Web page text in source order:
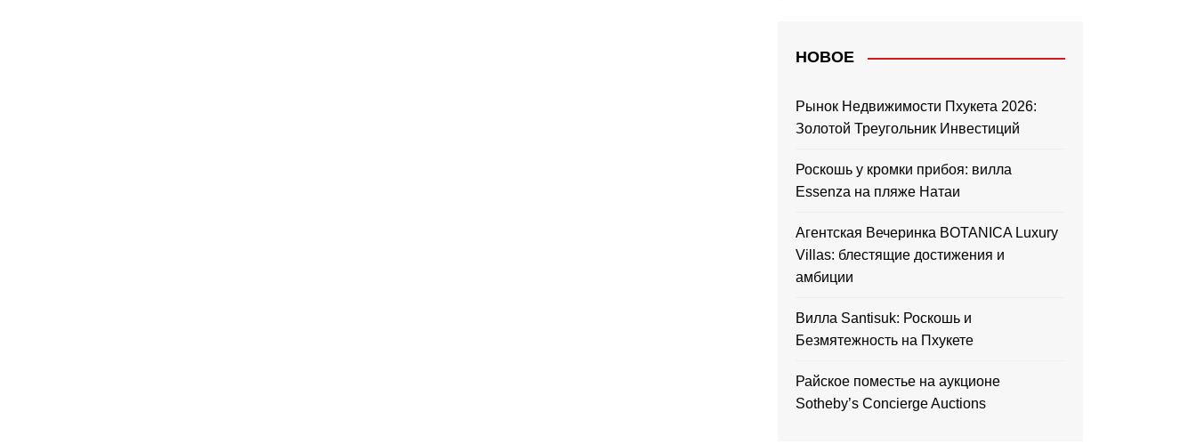
НОВОЕ
Рынок Недвижимости Пхукета 2026:
Золотой Треугольник Инвестиций
Роскошь у кромки прибоя: вилла
Essenza на пляже Натаи
Агентская Вечеринка BOTANICA Luxury
Villas: блестящие достижения и
амбиции
Вилла Santisuk: Роскошь и
Безмятежность на Пхукете
Райское поместье на аукционе
Sotheby’s Concierge Auctions